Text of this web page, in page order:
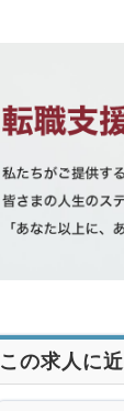
この求人に